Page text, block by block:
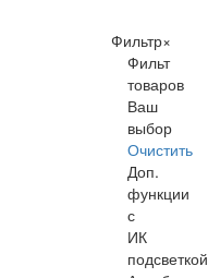
Фильтр×
Фильт
товаров
Ваш
выбор
Очистить
Доп.
функции
с
ИК
подсветкой